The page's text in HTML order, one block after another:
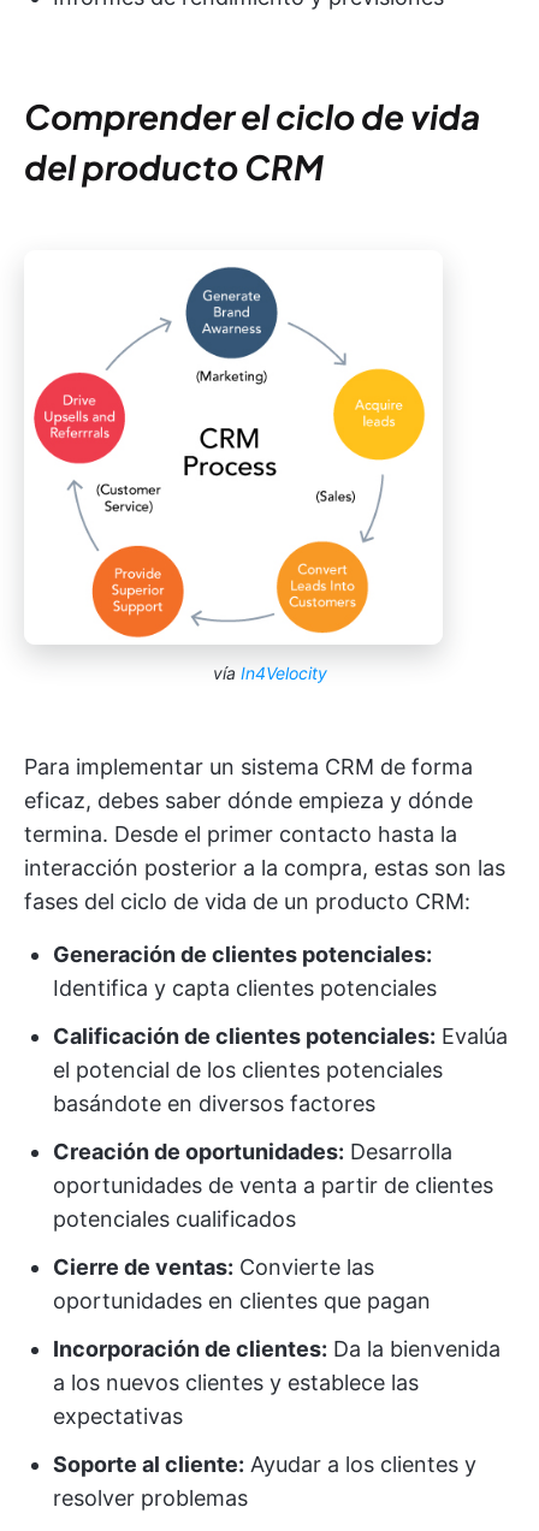
Comprender el ciclo de vida
del producto CRM
vía In4Velocity
Para implementar un sistema CRM de forma
eficaz, debes saber dónde empieza y dónde
termina. Desde el primer contacto hasta la
interacción posterior a la compra, estas son las
fases del ciclo de vida de un producto CRM:
Generación de clientes potenciales:
Identifica y capta clientes potenciales
Calificación de clientes potenciales: Evalúa
el potencial de los clientes potenciales
basándote en diversos factores
Creación de oportunidades: Desarrolla
oportunidades de venta a partir de clientes
potenciales cualificados
Cierre de ventas: Convierte las
oportunidades en clientes que pagan
Incorporación de clientes: Da la bienvenida
a los nuevos clientes y establece las
expectativas
Soporte al cliente: Ayudar a los clientes y
resolver problemas